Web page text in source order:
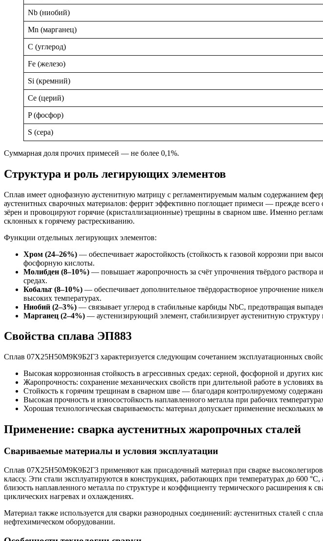
Nb (ниобий)
Mn (марганец)
C (углерод)
Fe (железо)
Si (кремний)
Ce (церий)
P (фосфор)
S (сера)
Суммарная доля прочих примесей — не более 0,1%.
Структура и роль легирующих элементов
Сплав имеет однофазную аустенитную матрицу с регламентируемым малым содержанием
аустенитных сварочных материалов: феррит эффективно поглощает примеси — прежде
зёрен и провоцируют горячие (кристаллизационные) трещины в сварном шве. Именно
склонных к горячему растрескиванию.
Функции отдельных легирующих элементов:
Хром (24–26%) — обеспечивает жаростойкость (стойкость к газовой коррозии при
фосфорную кислоты.
Молибден (8–10%) — повышает жаропрочность за счёт упрочнения твёрдого
средах.
Кобальт (8–10%) — обеспечивает дополнительное твёрдорастворное упрочнение
высоких температурах.
Ниобий (2–3%) — связывает углерод в стабильные карбиды NbC, предотвращая
Марганец (2–4%) — аустенизирующий элемент, стабилизирует аустенитную
Свойства сплава ЭП883
Сплав 07Х25Н50М9К9Б2Г3 характеризуется следующим сочетанием эксплуатационных
Высокая коррозионная стойкость в агрессивных средах: серной, фосфорной и других
Жаропрочность: сохранение механических свойств при длительной работе в условиях
Стойкость к горячим трещинам в сварном шве — благодаря контролируемому
Высокая прочность и износостойкость наплавленного металла при рабочих
Хорошая технологическая свариваемость: материал допускает применение нескольких
Применение: сварка аустенитных жаропрочных сталей
Свариваемые материалы и условия эксплуатации
Сплав 07Х25Н50М9К9Б2Г3 применяют как присадочный материал при сварке
классу. Эти стали эксплуатируются в конструкциях, работающих при температурах до 600
близость наплавленного металла по структуре и коэффициенту термического расширения
циклических нагревах и охлаждениях.
Материал также используется для сварки разнородных соединений: аустенитных сталей с
нефтехимическом оборудовании.